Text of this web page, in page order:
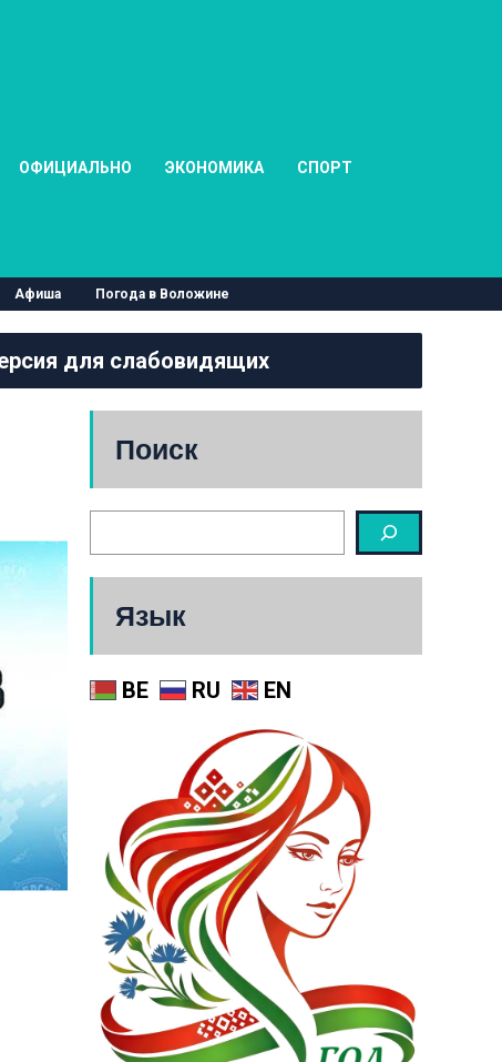
ОФИЦИАЛЬНО ЭКОНОМИКА СПОРТ
Афиша Погода в Воложине
для слабовидящих
Поиск
Язык
BE RU EN